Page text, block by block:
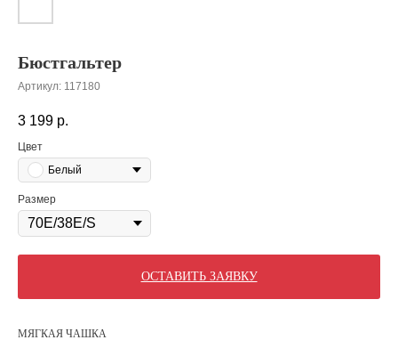
Бюстгальтер
Артикул: 117180
3 199 р.
Цвет
Белый
Размер
ОСТАВИТЬ ЗАЯВКУ
МЯГКАЯ ЧАШКА